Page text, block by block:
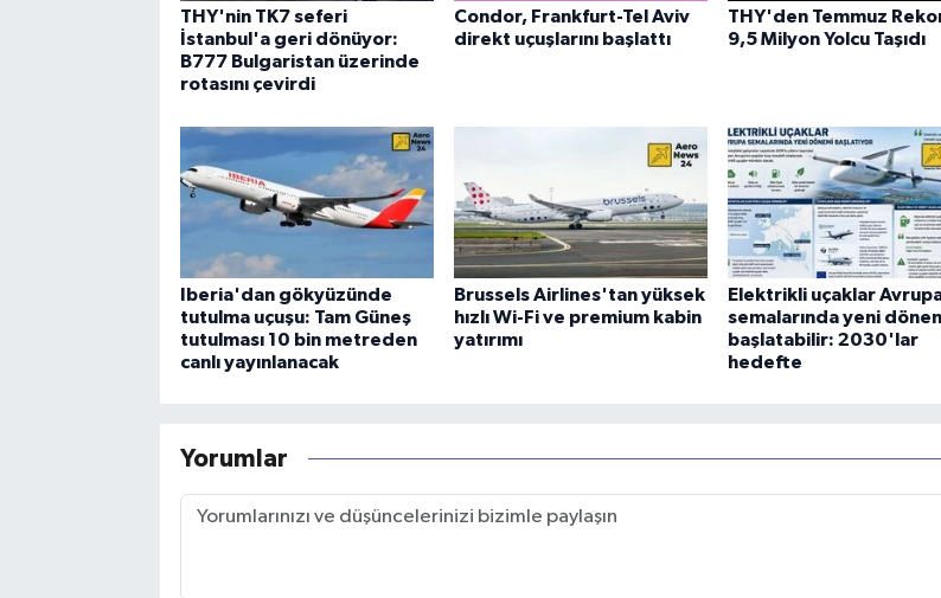
THY'nin TK7 seferi
İstanbul'a geri dönüyor:
B777 Bulgaristan üzerinde
rotasını çevirdi
Condor, Frankfurt-Tel Aviv
direkt uçuşlarını başlattı
THY'den Temmuz
9,5 Milyon Yolcu Taşıdı
Iberia'dan gökyüzünde
tutulma uçuşu: Tam Güneş
tutulması 10 bin metreden
canlı yayınlanacak
Brussels Airlines'tan yüksek
hızlı Wi-Fi ve premium kabin
yatırımı
Elektrikli uçaklar
semalarında yeni
başlatabilir: 2030'lar
hedefte
Yorumlar